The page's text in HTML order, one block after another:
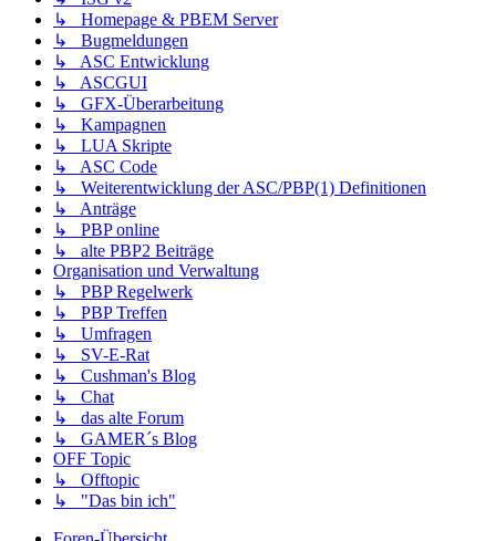
↳ Homepage & PBEM Server
↳ Bugmeldungen
↳ ASC Entwicklung
↳ ASCGUI
↳ GFX-Überarbeitung
↳ Kampagnen
↳ LUA Skripte
↳ ASC Code
↳ Weiterentwicklung der ASC/PBP(1) Definitionen
↳ Anträge
↳ PBP online
↳ alte PBP2 Beiträge
Organisation und Verwaltung
↳ PBP Regelwerk
↳ PBP Treffen
↳ Umfragen
↳ SV-E-Rat
↳ Cushman's Blog
↳ Chat
↳ das alte Forum
↳ GAMER´s Blog
OFF Topic
↳ Offtopic
↳ "Das bin ich"